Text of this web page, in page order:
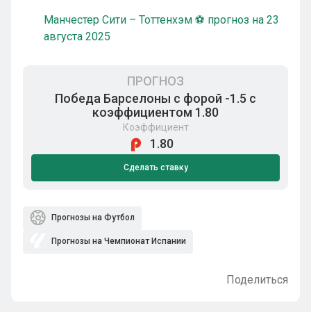
Манчестер Сити – Тоттенхэм ⚽ прогноз на 23
августа 2025
ПРОГНОЗ
Победа Барселоны с форой -1.5 с
коэффициентом 1.80
Коэффициент
1.80
Сделать ставку
Прогнозы на Футбол
Прогнозы на Чемпионат Испании
Поделиться